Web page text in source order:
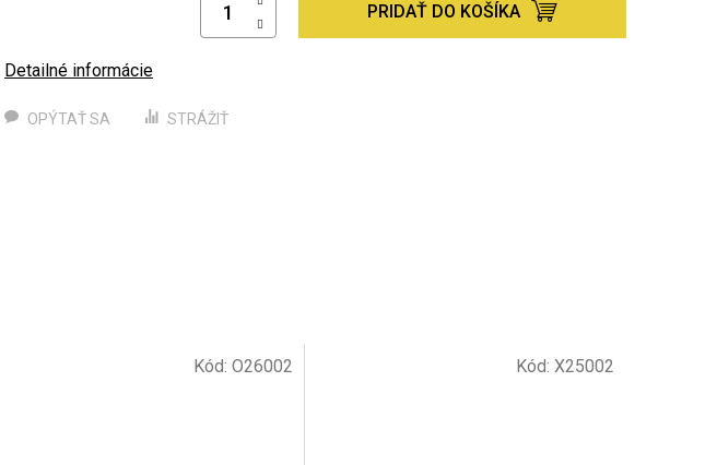
PRIDAŤ DO KOŠÍKA
Detailné informácie
OPÝTAŤ SA STRÁŽIŤ
Kód: O26002 Kód: X25002